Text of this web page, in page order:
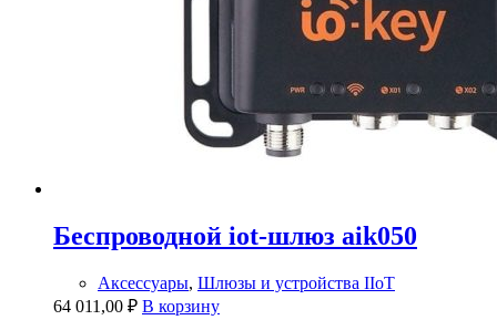
Беспроводной iot-шлюз aik050
Аксессуары, Шлюзы и устройства IIoT
64 011,00 ₽ В корзину